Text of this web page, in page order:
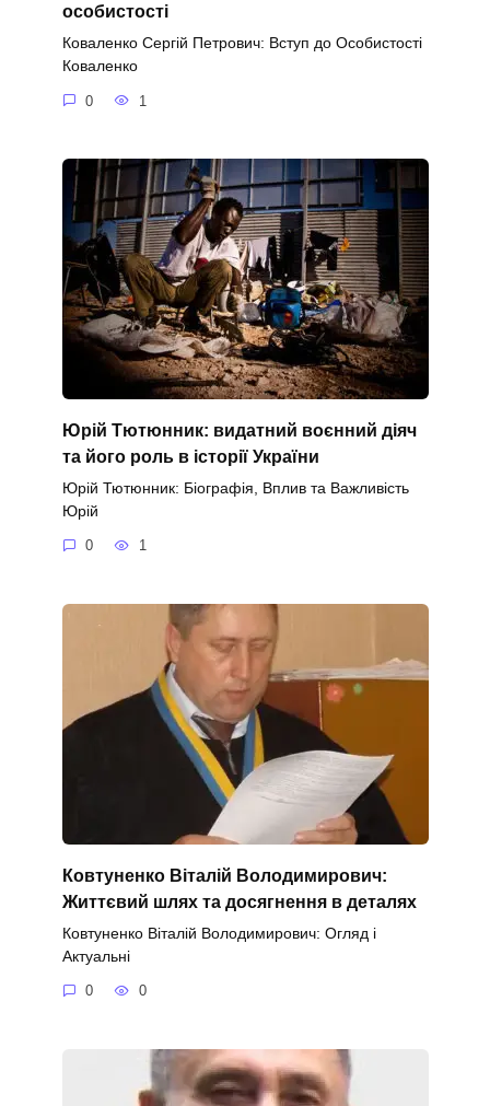
особистості
Коваленко Сергій Петрович: Вступ до Особистості
Коваленко
0 1
Юрій Тютюнник: видатний воєнний діяч
та його роль в історії України
Юрій Тютюнник: Біографія, Вплив та Важливість
Юрій
0 1
Ковтуненко Віталій Володимирович:
Життєвий шлях та досягнення в деталях
Ковтуненко Віталій Володимирович: Огляд і
Актуальні
0 0